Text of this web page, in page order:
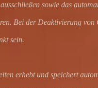
sowie das
Bei der Deaktivierung
sein.
erhebt und speichert